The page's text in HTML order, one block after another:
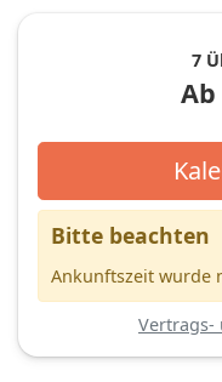
7
Ab
Bitte beachten
Ankunftszeit wurde
Vertrags-